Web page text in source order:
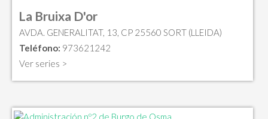
La Bruixa D'or
AVDA. GENERALITAT, 13, CP 25560 SORT (LLEIDA)
Teléfono: 973621242
Ver series >